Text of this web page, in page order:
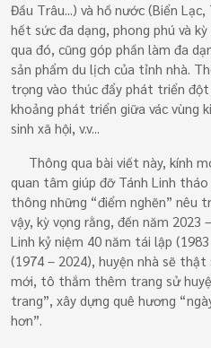
Đầu Trâu...) và hồ nước (Biển
hết sức đa dạng, phong phú và
qua đó, cũng góp phần làm đa
sản phẩm du lịch của tỉnh nhà.
trọng vào thúc đẩy phát triển đột
khoảng phát triển giữa vác vùng
sinh xã hội, v.v...
Thông qua bài viết này, kính
quan tâm giúp đỡ Tánh Linh
thông những “điểm nghẽn” nêu
vậy, kỳ vọng rằng, đến năm 2023
Linh kỷ niệm 40 năm tái lập
(1974 – 2024), huyện nhà sẽ
mới, tô thắm thêm trang sử
trang”, xây dựng quê hương
hơn”.